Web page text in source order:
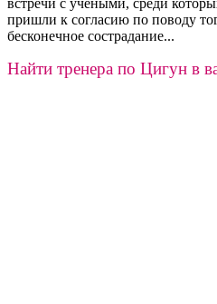
пришли к согласию по поводу
бесконечное сострадание...
Найти тренера по Цигун в